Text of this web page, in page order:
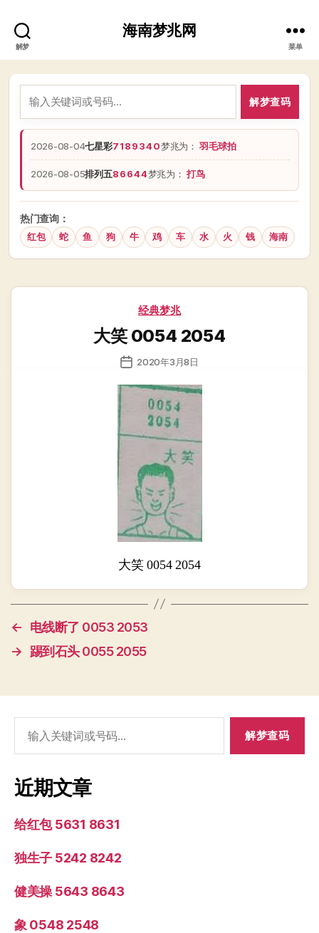
解梦
海南梦兆网
菜单
解梦查码
2026-08-04七星彩7189340梦兆为：羽毛球拍
2026-08-05排列五86644梦兆为：打鸟
热门查询：
红包 蛇 鱼 狗 牛 鸡 车 水 火 钱 海南
分
经典梦兆
大笑 0054 2054
发
日
2020年3月8日
大笑 0054 2054
←
电线断了 0053 2053
→
踢到石头 0055 2055
索：
近期文章
给红包 5631 8631
独生子 5242 8242
健美操 5643 8643
象 0548 2548